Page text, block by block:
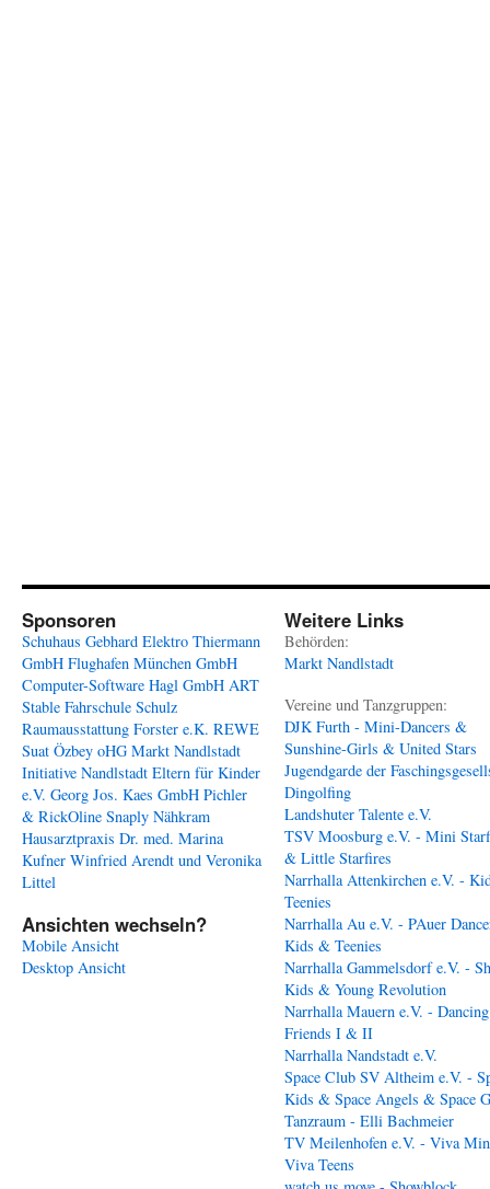
Sponsoren
Schuhaus Gebhard Elektro Thiermann
GmbH Flughafen München GmbH
Computer-Software Hagl GmbH ART
Stable Fahrschule Schulz
Raumausstattung Forster e.K. REWE
Suat Özbey oHG Markt Nandlstadt
Initiative Nandlstadt Eltern für Kinder
e.V. Georg Jos. Kaes GmbH Pichler
& RickOline Snaply Nähkram
Hausarztpraxis Dr. med. Marina
Kufner Winfried Arendt und Veronika
Littel
Ansichten wechseln?
Mobile Ansicht
Desktop Ansicht
Weitere Links
Behörden:
Markt Nandlstadt
Vereine und Tanzgruppen:
DJK Furth - Mini-Dancers &
Sunshine-Girls & United Stars
Jugendgarde der
Dingolfing
Landshuter Talente e.V.
TSV Moosburg e.V. - Mini
& Little Starfires
Narrhalla Attenkirchen e.V. -
Teenies
Narrhalla Au e.V. - PAuer
Kids & Teenies
Narrhalla Gammelsdorf e.V. -
Kids & Young Revolution
Narrhalla Mauern e.V. - Dancing
Friends I & II
Narrhalla Nandstadt e.V.
Space Club SV Altheim e.V. -
Kids & Space Angels & Space
Tanzraum - Elli Bachmeier
TV Meilenhofen e.V. - Viva
Viva Teens